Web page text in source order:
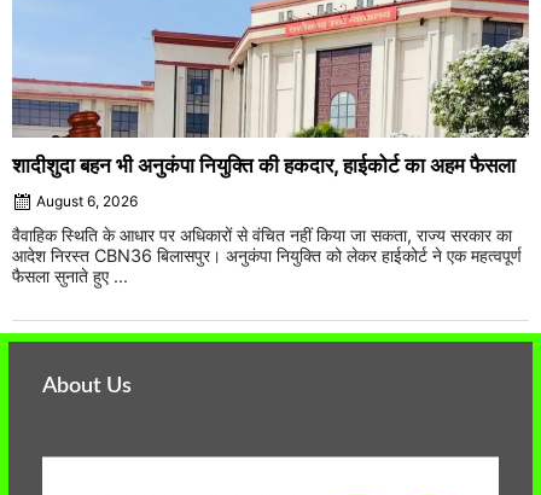
शादीशुदा बहन भी अनुकंपा नियुक्ति की हकदार, हाईकोर्ट का अहम फैसला
August 6, 2026
वैवाहिक स्थिति के आधार पर अधिकारों से वंचित नहीं किया जा सकता, राज्य सरकार का
आदेश निरस्त CBN36 बिलासपुर। अनुकंपा नियुक्ति को लेकर हाईकोर्ट ने एक महत्वपूर्ण
फैसला सुनाते हुए ...
About Us